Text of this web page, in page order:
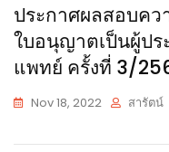
ประกาศผลสอบค
ใบอนุญาตเป็นผู้ป
แพทย์ ครั้งที่ 3/
Nov 18, 2022 สารัตน์